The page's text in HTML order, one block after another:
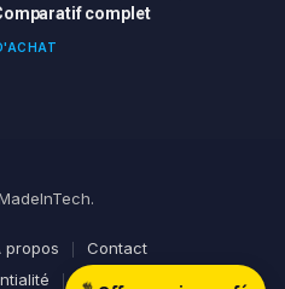
complet
propos
Contact
Mentions Légales